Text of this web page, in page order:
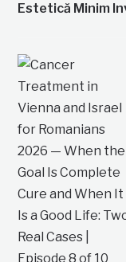
Estetică Minim